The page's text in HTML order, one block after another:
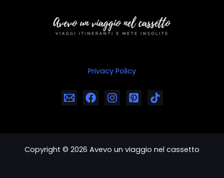
Privacy Policy
Copyright © 2026 Avevo un viaggio nel cassetto